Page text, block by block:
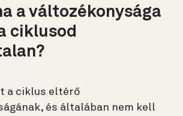
a változékonysága
ciklusod
a ciklus eltérő
és általában nem kell